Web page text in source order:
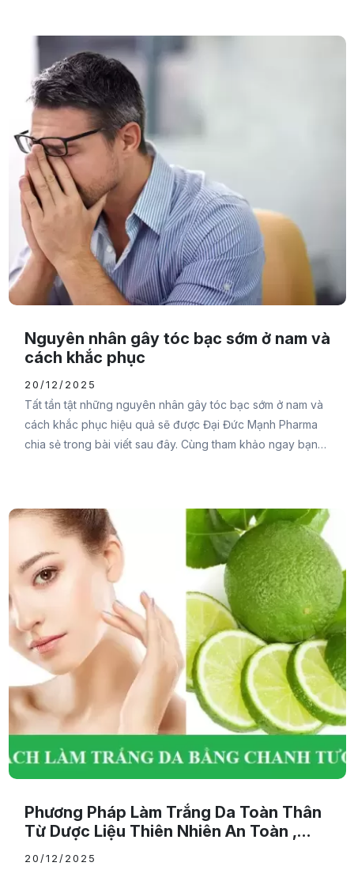
Nguyên nhân gây tóc bạc sớm ở nam và
cách khắc phục
20/12/2025
Tất tần tật những nguyên nhân gây tóc bạc sớm ở nam và
cách khắc phục hiệu quả sẽ được Đại Đức Mạnh Pharma
chia sẻ trong bài viết sau đây. Cùng tham khảo ngay bạn
Phương Pháp Làm Trắng Da Toàn Thân
Từ Dược Liệu Thiên Nhiên An Toàn ,
HIệu Quả
20/12/2025